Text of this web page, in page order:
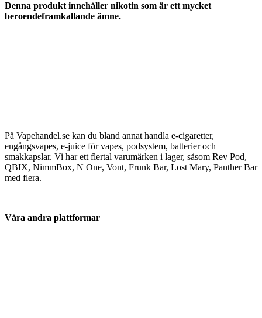
Denna produkt innehåller nikotin som är ett mycket
beroendeframkallande ämne.
På Vapehandel.se kan du bland annat handla e-cigaretter,
engångsvapes, e-juice för vapes, podsystem, batterier och
smakkapslar. Vi har ett flertal varumärken i lager, såsom Rev Pod,
QBIX, NimmBox, N One, Vont, Frunk Bar, Lost Mary, Panther Bar
med flera.
Våra andra plattformar